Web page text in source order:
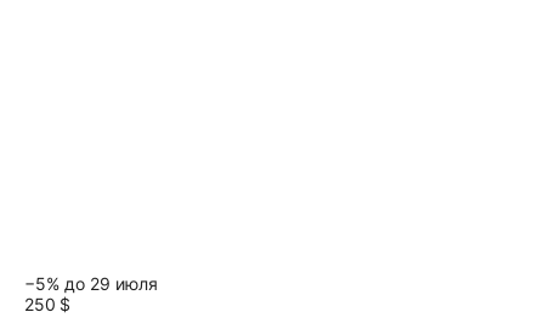
−5% до 29 июля
250 $